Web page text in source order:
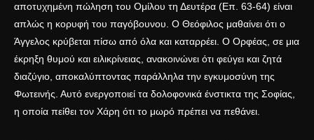
αποτυχημένη πώληση του Ομίλου τη Δευτέρα (Επ. 63-64) είναι
απλώς η κορυφή του παγόβουνου. Ο Θεόφιλος μαθαίνει ότι ο
Άγγελος κρύβεται πίσω από όλα και καταρρέει. Ο Ορφέας, σε μια
έκρηξη θυμού και ειλικρίνειας, ανακοινώνει ότι φεύγει και ζητά
διαζύγιο, αποκαλύπτοντας παράλληλα την εγκυμοσύνη της
Φωτεινής. Αυτό ενεργοποιεί τα δολοφονικά ένστικτα της Σοφίας,
η οποία πείθει τον Χάρη ότι το μωρό πρέπει να πεθάνει.